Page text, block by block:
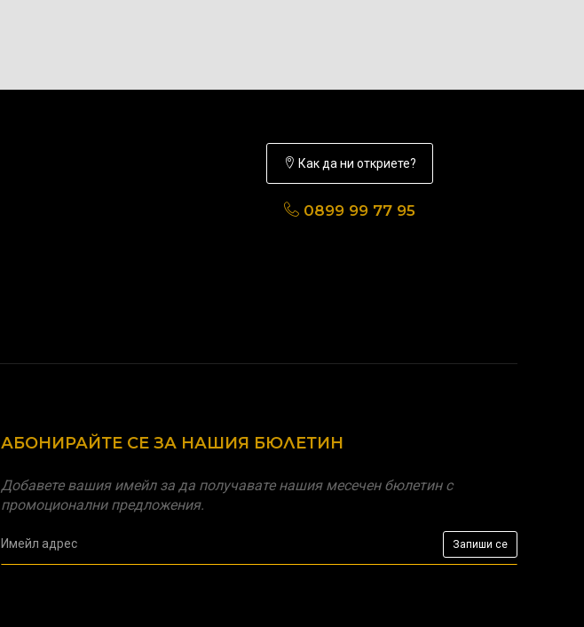
Как да ни откриете?
0899 99 77 95
АБОНИРАЙТЕ СЕ ЗА НАШИЯ БЮЛЕТИН
Добавете вашия имейл за да получавате нашия месечен бюлетин с
промоционални предложения.